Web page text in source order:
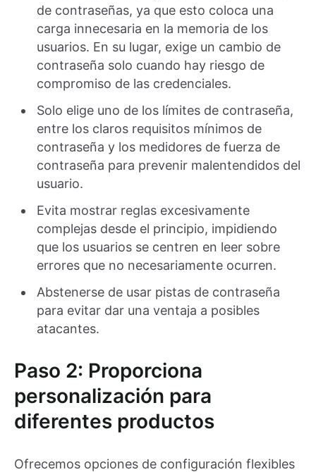
de contraseñas, ya que esto coloca una
carga innecesaria en la memoria de los
usuarios. En su lugar, exige un cambio de
contraseña solo cuando hay riesgo de
compromiso de las credenciales.
Solo elige uno de los límites de contraseña,
entre los claros requisitos mínimos de
contraseña y los medidores de fuerza de
contraseña para prevenir malentendidos del
usuario.
Evita mostrar reglas excesivamente
complejas desde el principio, impidiendo
que los usuarios se centren en leer sobre
errores que no necesariamente ocurren.
Abstenerse de usar pistas de contraseña
para evitar dar una ventaja a posibles
atacantes.
Paso 2: Proporciona
personalización para
diferentes productos
Ofrecemos opciones de configuración flexibles